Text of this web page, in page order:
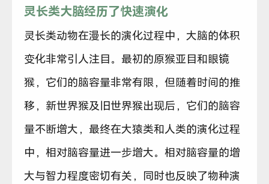
灵长类大脑经历了快速演化
灵长类动物在漫长的演化过程中，大脑的体积
变化非常引人注目。最初的原猴亚目和眼镜
猴，它们的脑容量非常有限，但随着时间的推
移，新世界猴及旧世界猴出现后，它们的脑容
量不断增大，最终在大猿类和人类的演化过程
中，相对脑容量进一步增大。相对脑容量的增
大与智力程度密切有关，同时也反映了物种演